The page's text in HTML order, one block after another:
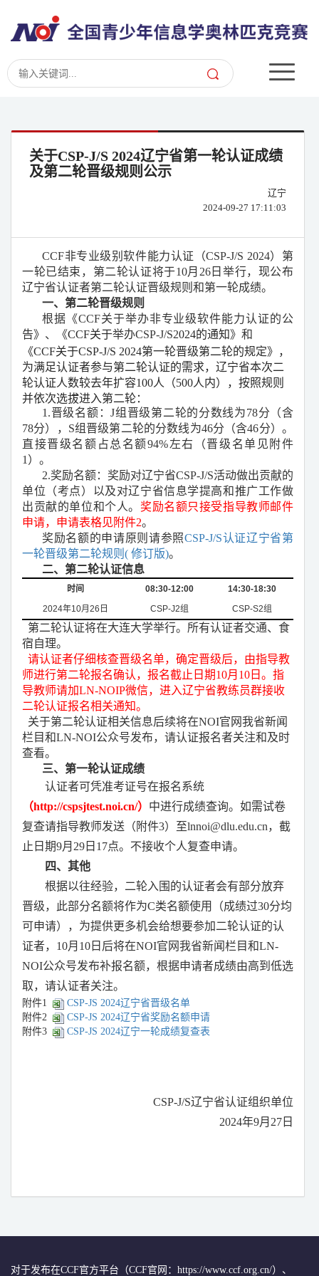
关于CSP-J/S 2024辽宁省第一轮认证成绩
及第二轮晋级规则公示
辽宁
2024-09-27 17:11:03
CCF非专业级别软件能力认证（CSP-J/S 2024）第
一轮已结束，第二轮认证将于10月26日举行，现公布
辽宁省认证者第二轮认证晋级规则和第一轮成绩。
一、第二轮晋级规则
根据《CCF关于举办非专业级软件能力认证的公
告》、《CCF关于举办CSP-J/S2024的通知》和
《CCF关于CSP-J/S 2024第一轮晋级第二轮的规定》，
为满足认证者参与第二轮认证的需求，辽宁省本次二
轮认证人数较去年扩容100人（500人内），按照规则
并依次选拔进入第二轮：
1.晋级名额：J组晋级第二轮的分数线为78分（含
78分），S组晋级第二轮的分数线为46分（含46分）。
直接晋级名额占总名额94%左右（晋级名单见附件
1）。
2.奖励名额：奖励对辽宁省CSP-J/S活动做出贡献的
单位（考点）以及对辽宁省信息学提高和推广工作做
出贡献的单位和个人。 奖励名额只接受指导教师邮件
申请，申请表格见附件2。
奖励名额的申请原则请参照CSP-J/S认证辽宁省第
一轮晋级第二轮规则( 修订版)。
二、第二轮认证信息
时间 08:30-12:00
14:30-18:30
2024年10月 26 日 CSP-J2组 CSP-S2组
第二轮认证将在大连大学举行。所有认证者交通、食
宿自理。
请认证者仔细核查晋级名单，确定晋级后，由指导教
师进行第二轮报名确认，报名截止日期10月10日。 指
导教师请加LN-NOIP微信，进入辽宁省教练员群接收
二轮认证报名相关通知。
关于第二轮认证相关信息后续将在NOI官网我省新闻
栏目和LN-NOI公众号发布，请认证报名者关注和及时
查看。
三、第一轮认证成绩
认证者可凭准考证号在报名系统
（http://cspsjtest.noi.cn/） 中进行成绩查询。如需试卷
复查请指导教师发送（附件3）至lnnoi@dlu.edu.cn，截
止日期9月29日17点。不接收个人复查申请。
四、其他
根据以往经验，二轮入围的认证者会有部分放弃
晋级，此部分名额将作为C类名额使用（成绩过30分均
可申请），为提供更多机会给想要参加二轮认证的认
证者，10月10日后将在NOI官网我省新闻栏目和LN-
NOI公众号发布补报名额，根据申请者成绩由高到低选
取，请认证者关注。
附件1
CSP-JS 2024辽宁省晋级名单
附件2
CSP-JS 2024辽宁省奖励名额申请
附件3
CSP-JS 2024辽宁一轮成绩复查表
CSP-J/S辽宁省认证组织单位
2024年9月27日
对于发布在CCF官方平台（CCF官网：https://www.ccf.org.cn/）、